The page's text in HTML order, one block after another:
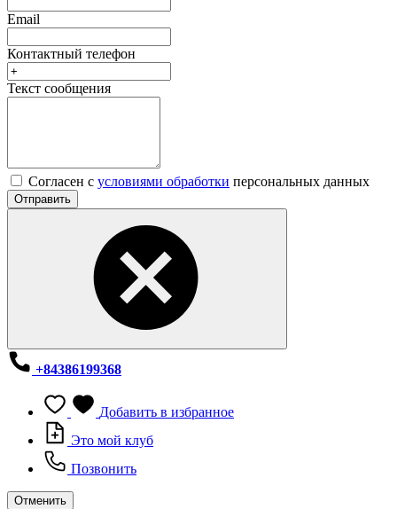
Email
Контактный телефон
Текст сообщения
Согласен с условиями обработки персональных данных
Отправить
+84386199368
Добавить в избранное
Это мой клуб
Позвонить
Отменить